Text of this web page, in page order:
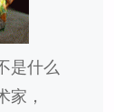
是什么
家，